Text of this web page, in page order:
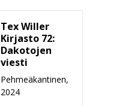
Tex Willer
Kirjasto 72:
Dakotojen
viesti
Pehmeäkantinen,
2024